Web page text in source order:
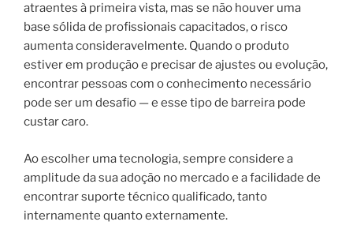
atraentes à primeira vista, mas se não houver uma
base sólida de profissionais capacitados, o risco
aumenta consideravelmente. Quando o produto
estiver em produção e precisar de ajustes ou evolução,
encontrar pessoas com o conhecimento necessário
pode ser um desafio — e esse tipo de barreira pode
custar caro.
Ao escolher uma tecnologia, sempre considere a
amplitude da sua adoção no mercado e a facilidade de
encontrar suporte técnico qualificado, tanto
internamente quanto externamente.